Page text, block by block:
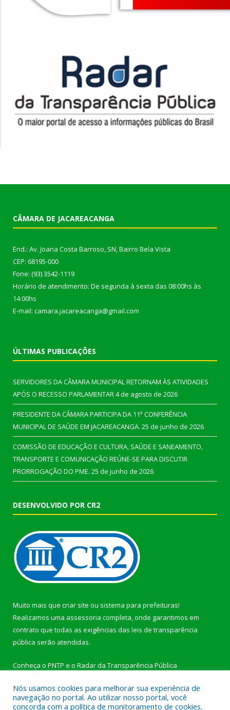
CÂMARA DE JACAREACANGA
End.: Av. Joana Costa Barroso, SN, Bairro Bela Vista
CEP: 68195-000
Fone: (93) 3542-1119
Horário de atendimento: De segunda à sexta das 08:00hs às
14:00hs
E-mail: camara.jacareacanga@gmail.com
ÚLTIMAS PUBLICAÇÕES
SERVIDORES DA CÂMARA MUNICIPAL RETORNAM ÀS ATIVIDADES
APÓS O RECESSO PARLAMENTAR4 de agosto de 2026
PRESIDENTE DA CÂMARA PARTICIPA DA 11ª CONFERÊNCIA
MUNICIPAL DE SAÚDE EM JACAREACANGA. 25 de junho de 2026
COMISSÃO DE EDUCAÇÃO E CULTURA, SAÚDE E SANEAMENTO,
TRANSPORTE E COMUNICAÇÃO REÚNE-SE PARA DISCUTIR
PRORROGAÇÃO DO PME. 25 de junho de 2026
DESENVOLVIDO POR CR2
Muito mais que criar site ou sistema para prefeituras!
Realizamos uma assessoria completa, onde garantimos em
contrato que todas as exigências das leis de transparência
pública serão atendidas.
Conheça o PNTP e o Radar da Transparência Pública
Nós usamos cookies para melhorar sua experiência de
navegação no portal. Ao utilizar nosso portal, você
concorda com a política de monitoramento de cookies.